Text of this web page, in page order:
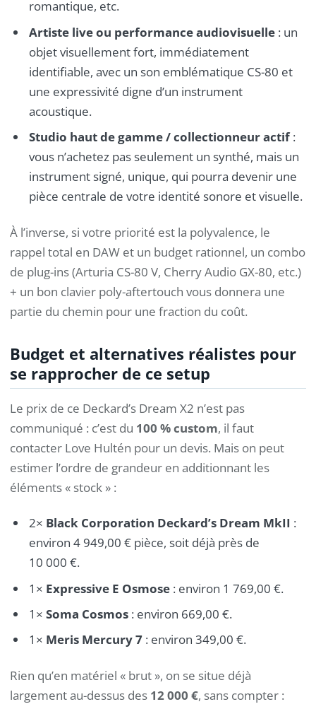
romantique, etc.
Artiste live ou performance audiovisuelle: un
objet visuellement fort, immédiatement
identifiable, avec un son emblématique CS-80 et
une expressivité digne d’un instrument
acoustique.
Studio haut de gamme / collectionneur actif:
vous n’achetez pas seulement un synthé, mais un
instrument signé, unique, qui pourra devenir une
pièce centrale de votre identité sonore et visuelle.
À l’inverse, si votre priorité est la polyvalence, le
rappel total en DAW et un budget rationnel, un combo
de plug-ins (Arturia CS-80 V, Cherry Audio GX-80, etc.)
+ un bon clavier poly-aftertouch vous donnera une
partie du chemin pour une fraction du coût.
Budget et alternatives réalistes pour
se rapprocher de ce setup
Le prix de ce Deckard’s Dream X2 n’est pas
communiqué : c’est du 100 % custom, il faut
contacter Love Hultén pour un devis. Mais on peut
estimer l’ordre de grandeur en additionnant les
éléments « stock » :
2× Black Corporation Deckard’s Dream MkII :
environ 4 949,00 € pièce, soit déjà près de
10 000 €.
1× Expressive E Osmose: environ 1 769,00 €.
1× Soma Cosmos: environ 669,00 €.
1× Meris Mercury 7: environ 349,00 €.
Rien qu’en matériel « brut », on se situe déjà
largement au-dessus des 12 000 €, sans compter :